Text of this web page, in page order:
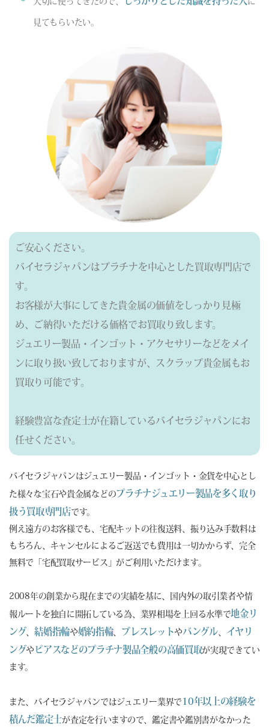
見てもらいたい。
ご安心ください。
バイセラジャパンはプラチナを中心とした買取専門店で
す。
お客様が大事にしてきた貴金属の価値をしっかり見極
め、ご納得いただける価格でお買取り致します。
ジュエリー製品・インゴット・アクセサリーなどをメイ
ンに取り扱い致しておりますが、
スクラップ貴金属もお
買取り可能です。
経験豊富な査定士が在籍しているバイセラジャパンにお
任せください。
バイセラジャパンはジュエリー製品・インゴット・金貨を中心とし
た様々な宝石や貴金属などのプラチナジュエリー製品を多く取り
扱う買取専門店です。
例え遠方のお客様でも、宅配キットの往復送料、振り込み手数料は
もちろん、キャンセルによるご返送でも費用は一切かからず、完全
無料で「宅配買取サービス」がご利用いただけます。
2008年の創業から現在までの実績を基に、国内外の取引業者や情
報ルートを独自に開拓している為、業界相場を上回る水準で地金リ
ング、結婚指輪や婚約指輪、 ブレスレットやバングル、
イヤリ
ングや ピアスなどのプラチナ製品全般の高価買取が実現できてい
ます。
また、バイセラジャパンではジュエリー業界で 10年以上の経験を
積んだ鑑定士が査定を行いますので、鑑定書や鑑別書がなかった